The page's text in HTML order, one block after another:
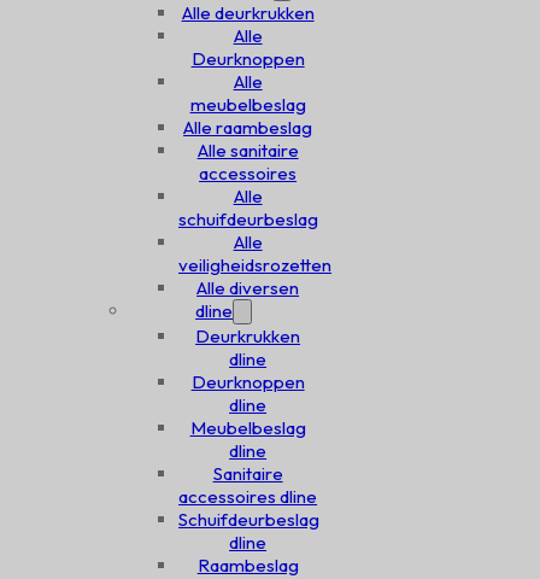
Alle deurkrukken
Alle
Deurknoppen
Alle
meubelbeslag
Alle raambeslag
Alle sanitaire
accessoires
Alle
schuifdeurbeslag
Alle
veiligheidsrozetten
Alle diversen
dline
Deurkrukken
dline
Deurknoppen
dline
Meubelbeslag
dline
Sanitaire
accessoires dline
Schuifdeurbeslag
dline
Raambeslag